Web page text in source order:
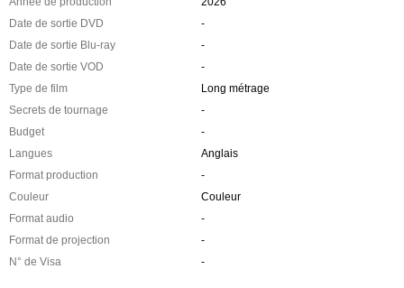
Date de sortie DVD
-
Date de sortie Blu-ray
-
Date de sortie VOD
-
Type de film
Long métrage
Secrets de tournage
-
Budget
-
Langues
Anglais
Format production
-
Couleur
Couleur
Format audio
-
Format de projection
-
N° de Visa
-